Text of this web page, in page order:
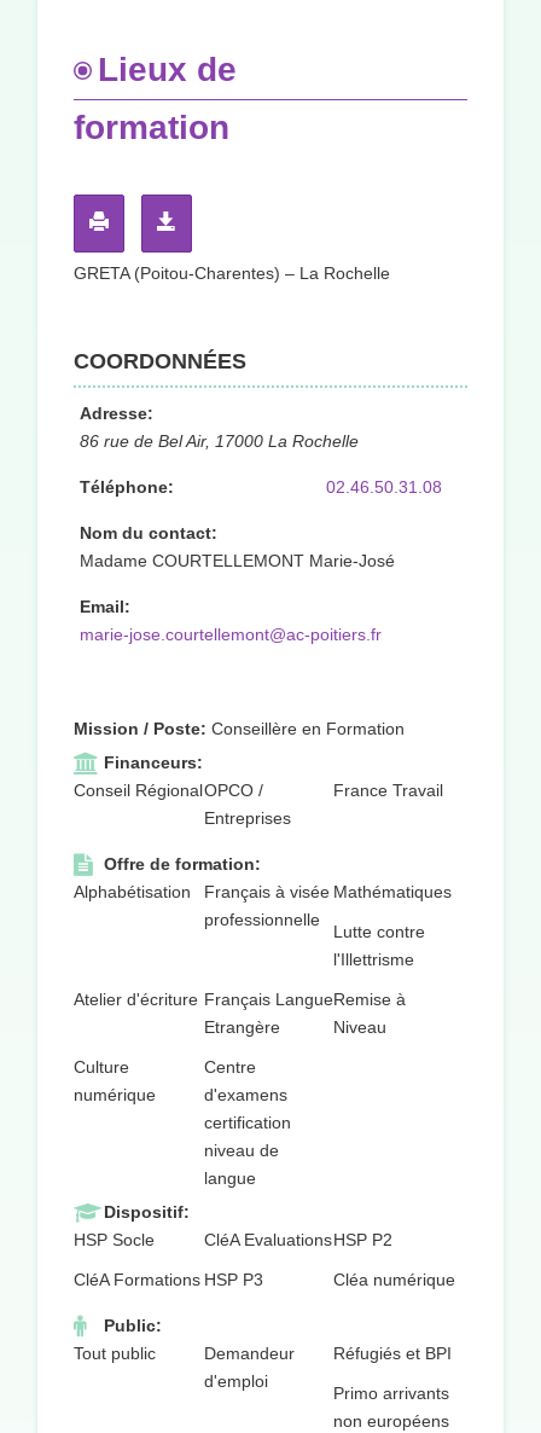
Lieux de
formation
GRETA (Poitou-Charentes) – La Rochelle
COORDONNÉES
Adresse:
86 rue de Bel Air, 17000 La Rochelle
Téléphone: 02.46.50.31.08
Nom du contact:
Madame COURTELLEMONT Marie-José
Email:
marie-jose.courtellemont@ac-poitiers.fr
Mission / Poste: Conseillère en Formation
Financeurs:
Conseil RégionalOPCO /
Entreprises
France Travail
Offre de formation:
Alphabétisation
Français à visée
professionnelle
Mathématiques
Lutte contre
l'Illettrisme
Atelier d'écriture Français Langue
Etrangère
Remise à
Niveau
Culture
numérique
Centre
d'examens
certification
niveau de
langue
Dispositif:
HSP Socle
CléA EvaluationsHSP P2
CléA Formations HSP P3 Cléa numérique
Public:
Tout public
Demandeur
d'emploi
Réfugiés et BPI
Primo arrivants
non européens